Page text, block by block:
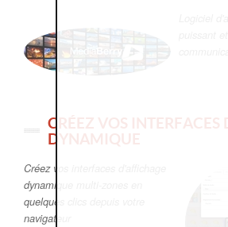
CRÉEZ VOS
DYNAMIQUE
Créez vos interfaces d'affichage
dynamique multi-zones en
quelques clics depuis votre
navigateur